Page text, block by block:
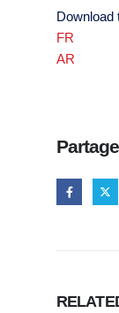
Download
FR
AR